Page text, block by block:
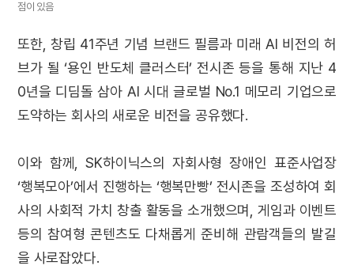
점이 있음
또한, 창립 41주년 기념 브랜드 필름과 미래 AI 비전의 허
브가 될 ‘용인 반도체 클러스터’ 전시존 등을 통해 지난 4
0년을 디딤돌 삼아 AI 시대 글로벌 No.1 메모리 기업으로
도약하는 회사의 새로운 비전을 공유했다.
이와 함께, SK하이닉스의 자회사형 장애인 표준사업장
‘행복모아’에서 진행하는 ‘행복만빵’ 전시존을 조성하여 회
사의 사회적 가치 창출 활동을 소개했으며, 게임과 이벤트
등의 참여형 콘텐츠도 다채롭게 준비해 관람객들의 발길
을 사로잡았다.